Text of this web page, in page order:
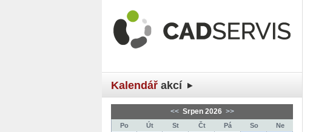
Kalendář akcí
<< Srpen 2026 >>
Po Út St Čt Pá So
Ne